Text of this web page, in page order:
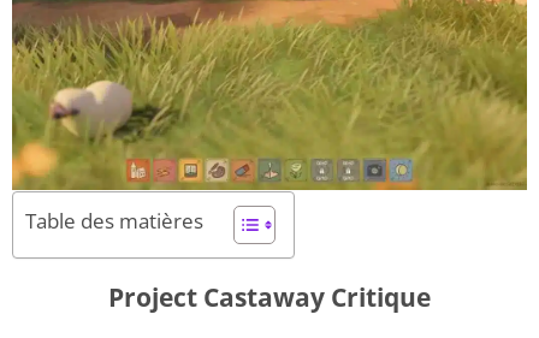
Table des matières
Project Castaway Critique